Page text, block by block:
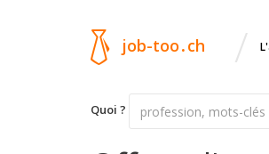
job-too.ch /
Quoi ?